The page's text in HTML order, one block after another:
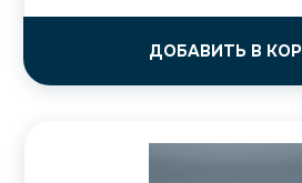
ДОБАВИТЬ В